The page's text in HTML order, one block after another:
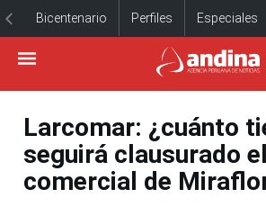
Bicentenario Perfiles Especiales
Larcomar: ¿cuánto
seguirá clausurado
comercial de